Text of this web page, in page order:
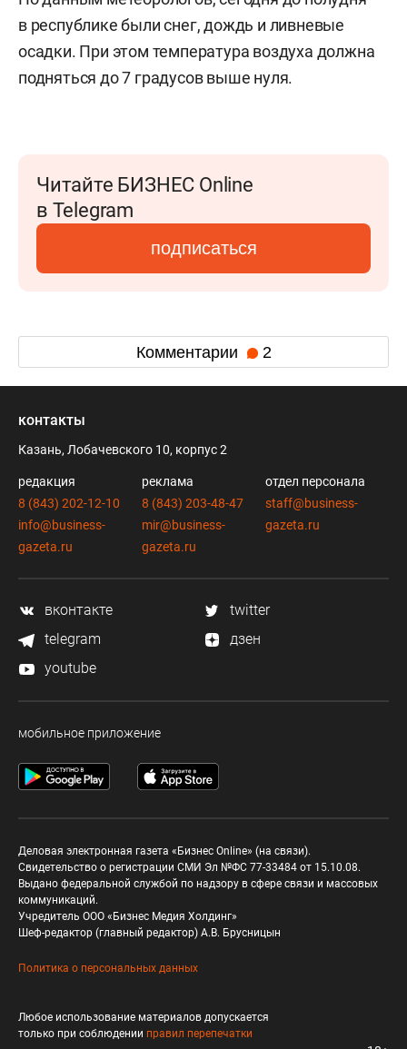
в республике были снег, дождь и ливневые
осадки. При этом температура воздуха должна
подняться до 7 градусов выше нуля.
Читайте БИЗНЕС Online
в Telegram
подписаться
Комментарии 2
контакты
Казань, Лобачевского 10, корпус 2
редакция
8 (843) 202-12-10
info@business-
gazeta.ru
реклама
8 (843) 203-48-47
mir@business-
gazeta.ru
отдел персонала
staff@business-
gazeta.ru
вконтакте
twitter
telegram
дзен
youtube
мобильное приложение
Деловая электронная газета «Бизнес Online» (на связи).
Свидетельство о регистрации СМИ Эл №ФС 77-33484 от 15.10.08.
Выдано федеральной службой по надзору в сфере связи и массовых
коммуникаций.
Учредитель ООО «Бизнес Медия Холдинг»
Шеф-редактор (главный редактор) А.В. Брусницын
Политика о персональных данных
Любое использование материалов допускается
только при соблюдении правил перепечатки